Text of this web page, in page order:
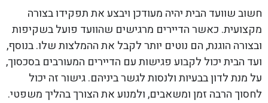
חשוב שוועד הבית יהיה מעודכן ויבצע את תפקידו בצורה
מקצועית. כאשר הדיירים מרגישים שהוועד פועל בשקיפות
ובצורה הוגנת, הם נוטים יותר לקבל את ההמלצות שלו. בנוסף,
ועד הבית יכול לקבוע פגישות עם הדיירים המעורבים בסכסוך,
על מנת לדון בבעיות ולנסות לגשר ביניהם. גישור זה יכול
לחסוך הרבה זמן ומשאבים, ולמנוע את הצורך בהליך משפטי.